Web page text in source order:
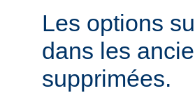
Les options
dans les
supprimées.